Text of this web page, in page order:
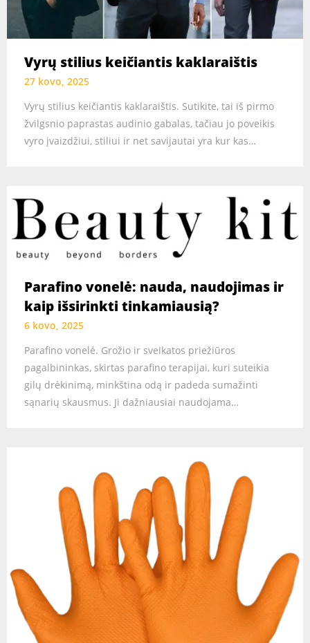
Vyrų stilius keičiantis kaklaraištis
27 kovo, 2025
Vyrų stilius keičiantis kaklaraištis. Sutikite, tai iš pirmo
žvilgsnio paprastas audinio gabalas, tačiau jo poveikis
vyro įvaizdžiui, stiliui ir net savijautai yra kur kas…
Parafino vonelė: nauda, naudojimas ir
kaip išsirinkti tinkamiausią?
6 kovo, 2025
Parafino vonelė. Grožio ir sveikatos priežiūros
pagalbininkas, skirtas parafino terapijai, kuri suteikia
gilų drėkinimą, minkština odą ir padeda sumažinti
sąnarių skausmus. Ji dažniausiai naudojama…